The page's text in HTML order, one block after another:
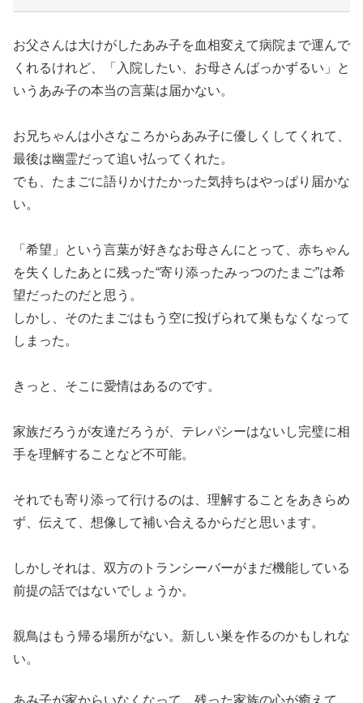
お父さんは大けがしたあみ子を血相変えて病院まで運んで
くれるけれど、「入院したい、お母さんばっかずるい」と
いうあみ子の本当の言葉は届かない。
お兄ちゃんは小さなころからあみ子に優しくしてくれて、
最後は幽霊だって追い払ってくれた。
でも、たまごに語りかけたかった気持ちはやっぱり届かな
い。
「希望」という言葉が好きなお母さんにとって、赤ちゃん
を失くしたあとに残った“寄り添ったみっつのたまご”は希
望だったのだと思う。
しかし、そのたまごはもう空に投げられて巣もなくなって
しまった。
きっと、そこに愛情はあるのです。
家族だろうが友達だろうが、テレパシーはないし完璧に相
手を理解することなど不可能。
それでも寄り添って行けるのは、理解することをあきらめ
ず、伝えて、想像して補い合えるからだと思います。
しかしそれは、双方のトランシーバーがまだ機能している
前提の話ではないでしょうか。
親鳥はもう帰る場所がない。新しい巣を作るのかもしれな
い。
あみ子が家からいなくなって、残った家族の心が癒えて、